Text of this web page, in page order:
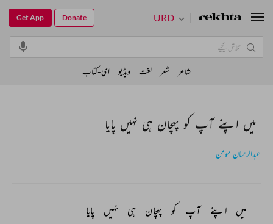
میں اپنے آپ کو پہچان ہی نہیں پایا
عبدالرحمان مومن
میں اپنے آپ کو پہچان ہی نہیں
پایا
URD
Get App Donate
شاعر شعر لغت ویڈیو ای-کتاب